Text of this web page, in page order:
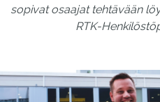
sopivat osaajat tehtävään
RTK-